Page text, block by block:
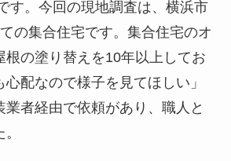
す。今回の現地調査は、横浜市
の集合住宅です。集合住宅のオ
根の塗り替えを10年以上してお
配なので様子を見てほしい」
業者経由で依頼があり、職人と